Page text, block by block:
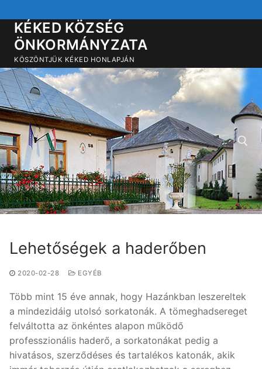
a
tartalomra
KÉKED KÖZSÉG
ÖNKORMÁNYZATA
KÖSZÖNTJÜK KÉKED HONLAPJÁN
Keresése:
Lehetőségek a haderőben
2020-02-28 EGYÉB
Több mint 15 éve annak, hogy Hazánkban leszereltek
a mindezidáig utolsó sorkatonák. A tömeghadsereget
felváltotta az önkéntes alapon működő
professzionális haderő, a sorkatonákat pedig a
hivatásos, szerződéses és tartalékos katonák, akik